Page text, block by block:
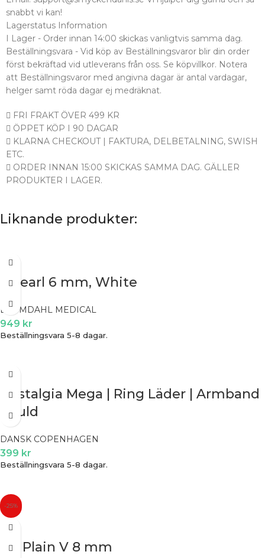
snabbt vi kan!
Lagerstatus Information
I Lager - Order innan 14:00 skickas vanligtvis samma dag.
Beställningsvara - Vid köp av Beställningsvaror blir din order
först bekräftad vid utleverans från oss. Se köpvillkor. Notera
att Beställningsvaror med angivna dagar är antal vardagar,
helger samt röda dagar ej medräknat.
FRI FRAKT ÖVER 499 KR
ÖPPET KÖP I 90 DAGAR
KLARNA CHECKOUT | FAKTURA, DELBETALNING, SWISH
ETC.
ORDER INNAN 15:00 SKICKAS SAMMA DAG. GÄLLER
PRODUKTER I LAGER.
Liknande produkter:
S Pearl 6 mm, White
BLOMDAHL MEDICAL
949 kr
Beställningsvara 5-8 dagar.
Nostalgia Mega | Ring Läder | Armband
| Guld
DANSK COPENHAGEN
399 kr
Beställningsvara 5-8 dagar.
-25%
GT Plain V 8 mm